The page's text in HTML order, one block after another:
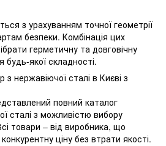
з урахуванням точної геометрії
безпеки. Комбінація цих
герметичну та довговічну
якої складності.
нержавіючої сталі в Києві з
повний каталог
сталі з можливістю вибору
товари – від виробника, що
ціну без втрати якості.